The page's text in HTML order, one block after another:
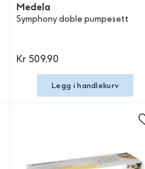
Medela
Symphony doble pumpesett
Kr 509,90
Legg i handlekurv